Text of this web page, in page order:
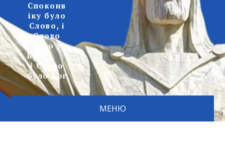
Споконв
іку було
Слово, і
Слово
було у
Бога,
і Слово
було Бог
МЕНЮ